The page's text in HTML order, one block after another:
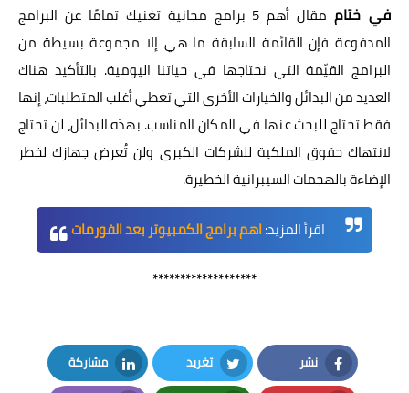
في ختام
مقال أهم 5 برامج مجانية تغنيك تمامًا عن البرامج
المدفوعة فإن القائمة السابقة ما هي إلا مجموعة بسيطة من
البرامج القيّمة التي نحتاجها في حياتنا اليومية. بالتأكيد هناك
العديد من البدائل والخيارات الأخرى التي تغطي أغلب المتطلبات، إنها
فقط تحتاج للبحث عنها في المكان المناسب. بهذه البدائل، لن تحتاج
لانتهاك حقوق الملكية للشركات الكبرى ولن تُعرض جهازك لخطر
الإضاءة بالهجمات السيبرانية الخطيرة.
اقرأ المزيد:اهم برامج الكمبيوتر بعد الفورمات
*******************
نشر
Facebook
تغريد
Twitter
مشاركة
LinkedIn